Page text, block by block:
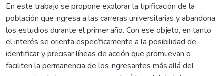
En este trabajo se propone explorar la tipificación de la
población que ingresa a las carreras universitarias y abandona
los estudios durante el primer año. Con ese objeto, en tanto
el interés se orienta específicamente a la posibilidad de
identificar y precisar líneas de acción que promuevan o
faciliten la permanencia de los ingresantes más allá del